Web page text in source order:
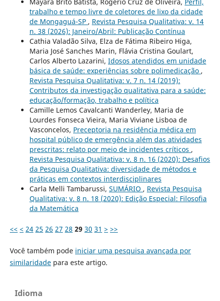
Mayara Brito Batista, Rogério Cruz de Oliveira, Perfil,
trabalho e tempo livre de coletores de lixo da cidade
de Mongaguá-SP , Revista Pesquisa Qualitativa: v. 14
n. 38 (2026): Janeiro/Abril: Publicação Contínua
Cathia Valadão Silva, Elza de Fátima Ribeiro Higa,
Maria José Sanches Marin, Flávia Cristina Goulart,
Carlos Alberto Lazarini, Idosos atendidos em unidade
básica de saúde: experiências sobre polimedicação ,
Revista Pesquisa Qualitativa: v. 7 n. 14 (2019):
Contributos da investigação qualitativa para a saúde:
educação/formação, trabalho e política
Camille Lemos Cavalcanti Wanderley, Maria de
Lourdes Fonseca Vieira, Maria Viviane Lisboa de
Vasconcelos, Preceptoria na residência médica em
hospital público de emergência além das atividades
prescritas: relato por meio de incidentes críticos ,
Revista Pesquisa Qualitativa: v. 8 n. 16 (2020): Desafios
da Pesquisa Qualitativa: diversidade de métodos e
práticas em contextos interdisciplinares
Carla Melli Tambarussi, SUMÁRIO , Revista Pesquisa
Qualitativa: v. 8 n. 18 (2020): Edição Especial: Filosofia
da Matemática
<< < 24 25 26 27 28 29 30 31 > >>
Você também pode iniciar uma pesquisa avançada por
similaridadepara este artigo.
Idioma